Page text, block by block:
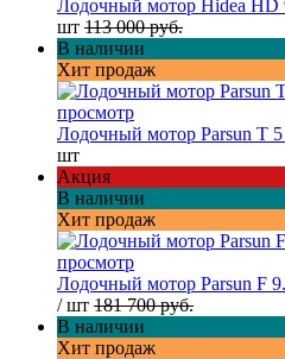
Лодочный мотор Hidea HD
шт 113 000 руб.
В наличии
Хит продаж
просмотр
Лодочный мотор Parsun T
шт
Акция
В наличии
Хит продаж
просмотр
Лодочный мотор Parsun F
/ шт 181 700 руб.
В наличии
Хит продаж